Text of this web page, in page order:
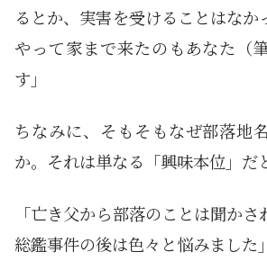
るとか、実害を受けることはなか
やって家まで来たのもあなた（
す」
ちなみに、そもそもなぜ部落地
か。それは単なる「興味本位」だ
「亡き父から部落のことは聞か
総鑑事件の後は色々と悩みました」